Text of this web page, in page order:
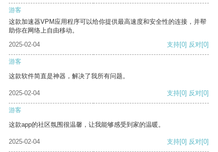
游客
这款加速器VPM应用程序可以给你提供最高速度和安全性的连接，并帮
助你在网络上自由移动。
2025-02-04
支持[0] 反对[0]
游客
这款软件简直是神器，解决了我所有问题。
2025-02-04 支持[0] 反对[0]
游客
这款app的社区氛围很温馨，让我能够感受到家的温暖。
2025-02-04 支持[0] 反对[0]